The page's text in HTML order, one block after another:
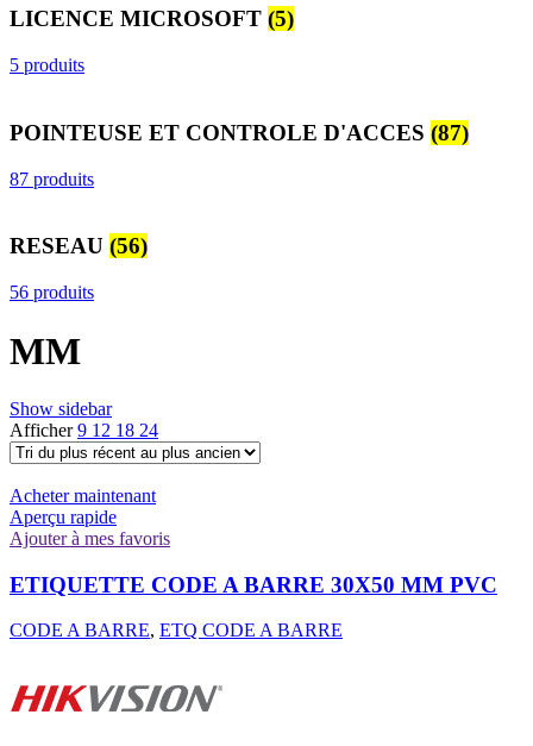
LICENCE MICROSOFT (5)
5 produits
POINTEUSE ET CONTROLE D'ACCES (87)
87 produits
RESEAU (56)
56 produits
MM
Show sidebar
Afficher9 12 18 24
Acheter maintenant
Aperçu rapide
Ajouter à mes favoris
ETIQUETTE CODE A BARRE 30X50 MM PVC
CODE A BARRE, ETQ CODE A BARRE